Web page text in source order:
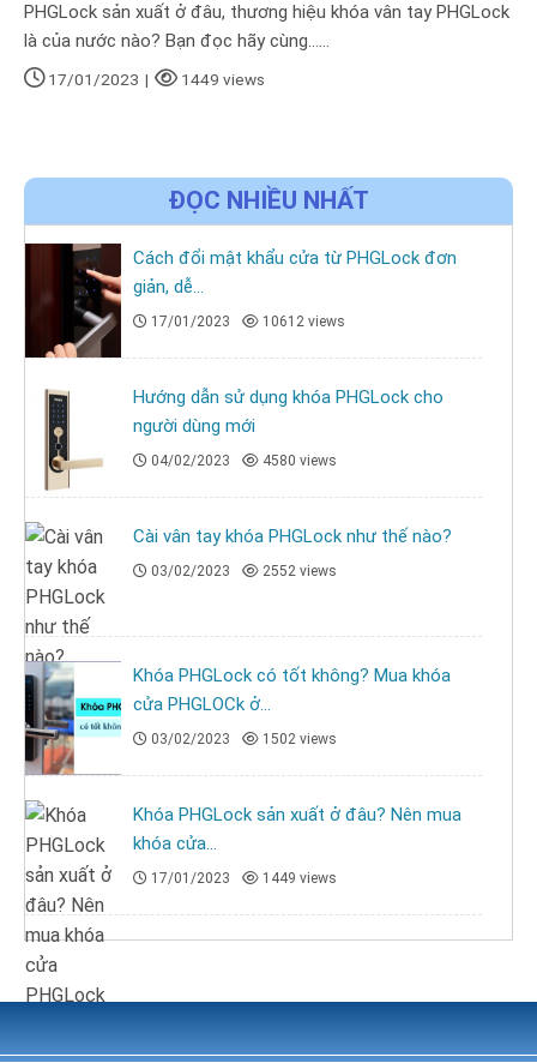
PHGLock sản xuất ở đâu, thương hiệu khóa vân tay PHGLock
là của nước nào? Bạn đọc hãy cùng......
17/01/2023 | 1449 views
ĐỌC NHIỀU NHẤT
Cách đổi mật khẩu cửa từ PHGLock đơn
giản, dễ...
17/01/2023 10612 views
Hướng dẫn sử dụng khóa PHGLock cho
người dùng mới
04/02/2023 4580 views
Cài vân tay khóa PHGLock như thế nào?
03/02/2023 2552 views
Khóa PHGLock có tốt không? Mua khóa
cửa PHGLOCk ở...
03/02/2023 1502 views
Khóa PHGLock sản xuất ở đâu? Nên mua
khóa cửa...
17/01/2023 1449 views